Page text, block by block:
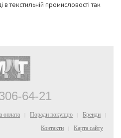
текстильній промисловості так
64-21
оплата Поради покупцю Бренди
Контакти Карта сайту